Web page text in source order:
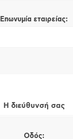
Επωνυμία εταιρείας:
Η διεύθυνσή σας
Οδός: